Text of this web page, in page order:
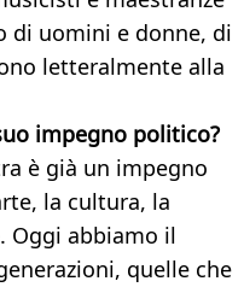
di uomini e donne, di
letteralmente alla
impegno politico?
è già un impegno
la cultura, la
Oggi abbiamo il
quelle che